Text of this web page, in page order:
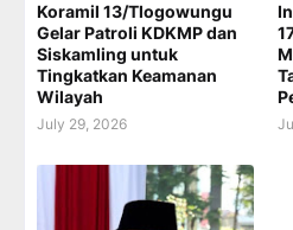
Koramil 13/Tlogowungu
Gelar Patroli KDKMP dan
Siskamling untuk
Tingkatkan Keamanan
Wilayah
July 29, 2026